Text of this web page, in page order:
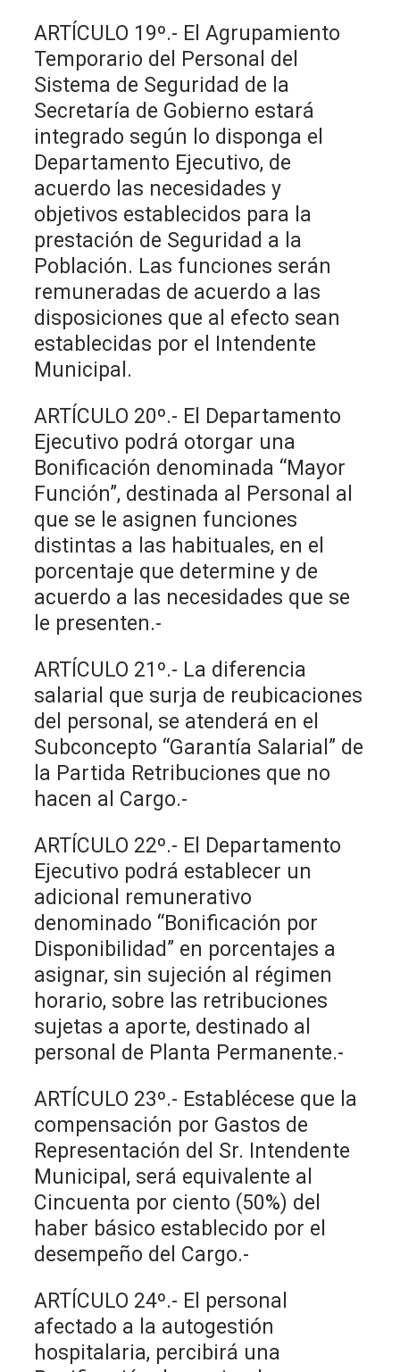
ARTÍCULO 19º.- El Agrupamiento
Temporario del Personal del
Sistema de Seguridad de la
Secretaría de Gobierno estará
integrado según lo disponga el
Departamento Ejecutivo, de
acuerdo las necesidades y
objetivos establecidos para la
prestación de Seguridad a la
Población. Las funciones serán
remuneradas de acuerdo a las
disposiciones que al efecto sean
establecidas por el Intendente
Municipal.
ARTÍCULO 20º.- El Departamento
Ejecutivo podrá otorgar una
Bonificación denominada “Mayor
Función”, destinada al Personal al
que se le asignen funciones
distintas a las habituales, en el
porcentaje que determine y de
acuerdo a las necesidades que se
le presenten.-
ARTÍCULO 21º.- La diferencia
salarial que surja de reubicaciones
del personal, se atenderá en el
Subconcepto “Garantía Salarial” de
la Partida Retribuciones que no
hacen al Cargo.-
ARTÍCULO 22º.- El Departamento
Ejecutivo podrá establecer un
adicional remunerativo
denominado “Bonificación por
Disponibilidad” en porcentajes a
asignar, sin sujeción al régimen
horario, sobre las retribuciones
sujetas a aporte, destinado al
personal de Planta Permanente.-
ARTÍCULO 23º.- Establécese que la
compensación por Gastos de
Representación del Sr. Intendente
Municipal, será equivalente al
Cincuenta por ciento (50%) del
haber básico establecido por el
desempeño del Cargo.-
ARTÍCULO 24º.- El personal
afectado a la autogestión
hospitalaria, percibirá una